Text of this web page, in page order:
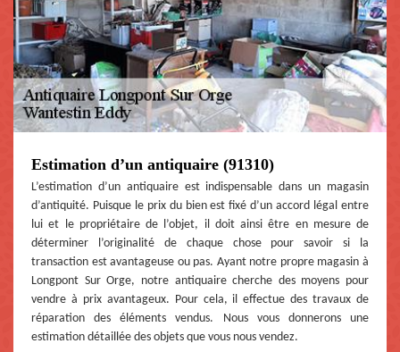
Estimation d’un antiquaire (91310)
L’estimation d’un antiquaire est indispensable dans un magasin
d’antiquité. Puisque le prix du bien est fixé d’un accord légal entre
lui et le propriétaire de l’objet, il doit ainsi être en mesure de
déterminer l’originalité de chaque chose pour savoir si la
transaction est avantageuse ou pas. Ayant notre propre magasin à
Longpont Sur Orge, notre antiquaire cherche des moyens pour
vendre à prix avantageux. Pour cela, il effectue des travaux de
réparation des éléments vendus. Nous vous donnerons une
estimation détaillée des objets que vous nous vendez.